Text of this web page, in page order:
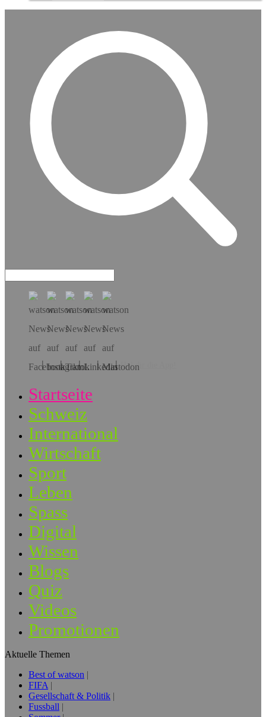
Hol dir die App!
Startseite
Schweiz
International
Wirtschaft
Sport
Leben
Spass
Digital
Wissen
Blogs
Quiz
Videos
Promotionen
Aktuelle Themen
Best of watson
FIFA
Gesellschaft & Politik
Fussball